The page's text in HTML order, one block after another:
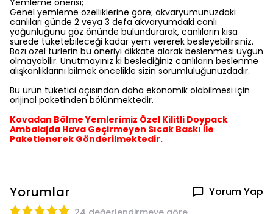
Yemleme önerisi;
Genel yemleme özelliklerine göre; akvaryumunuzdaki
canlıları günde 2 veya 3 defa akvaryumdaki canlı
yoğunluğunu göz önünde bulundurarak, canlıların kısa
sürede tüketebileceği kadar yem vererek besleyebilirsiniz.
Bazı özel türlerin bu öneriyi dikkate alarak beslenmesi uygun
olmayabilir. Unutmayınız ki beslediğiniz canlıların beslenme
alışkanlıklarını bilmek öncelikle sizin sorumluluğunuzdadır.
Bu ürün tüketici açısından daha ekonomik olabilmesi için
orijinal paketinden bölünmektedir.
Kovadan Bölme Yemlerimiz Özel Kilitli Doypack
Ambalajda Hava Geçirmeyen Sıcak Baskı İle
Paketlenerek Gönderilmektedir.
Yorumlar Yorum Yap